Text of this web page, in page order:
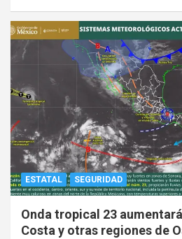
ESTATAL SEGURIDAD
Onda tropical 23
Costa y otras regiones de